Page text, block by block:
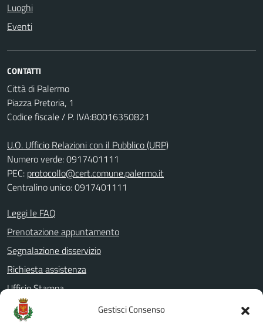
Gestisci Consenso
Luoghi
Eventi
CONTATTI
Città di Palermo
Piazza Pretoria, 1
Codice fiscale / P. IVA:80016350821
U.O. Ufficio Relazioni con il Pubblico (URP)
Numero verde: 0917401111
PEC: protocollo@cert.comune.palermo.it
Centralino unico: 0917401111
Leggi le FAQ
Prenotazione appuntamento
Segnalazione disservizio
Richiesta assistenza
Ufficio Stampa
Amministrazione Trasparente